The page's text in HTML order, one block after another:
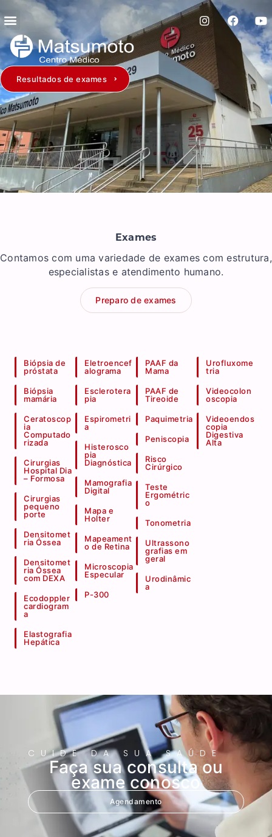
Resultados de exames
Exames
Contamos com uma variedade de exames com estrutura,
especialistas e atendimento humano.
Preparo de exames
Biópsia de
próstata
Biópsia
mamária
Ceratoscop
ia
Computado
rizada
Cirurgias
Hospital Dia
– Formosa
Cirurgias
pequeno
porte
Densitomet
ria Óssea
Densitomet
ria Óssea
com DEXA
Ecodoppler
cardiogram
a
Elastografia
Hepática
Eletroencef
alograma
Esclerotera
pia
Espirometri
a
Histerosco
pia
Diagnóstica
Mamografia
Digital
Mapa e
Holter
Mapeament
o de Retina
Microscopia
Especular
P-300
PAAF da
Mama
PAAF de
Tireoide
Paquimetria
Peniscopia
Risco
Cirúrgico
Teste
Ergométric
o
Tonometria
Ultrassono
grafias em
geral
Urodinâmic
a
Urofluxome
tria
Videocolon
oscopia
Videoendos
copia
Digestiva
Alta
CUIDE DA SUA SAÚDE
Faça sua consulta ou
exame conosco
Agendamento